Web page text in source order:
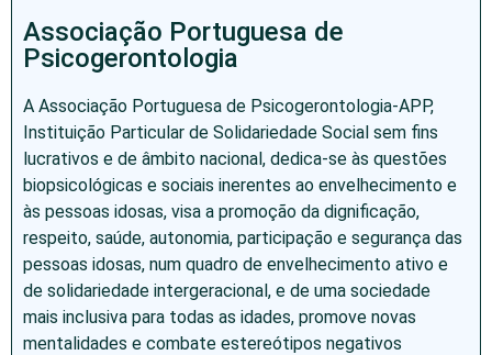
Associação Portuguesa de
Psicogerontologia
A Associação Portuguesa de Psicogerontologia-APP,
Instituição Particular de Solidariedade Social sem fins
lucrativos e de âmbito nacional, dedica-se às questões
biopsicológicas e sociais inerentes ao envelhecimento e
às pessoas idosas, visa a promoção da dignificação,
respeito, saúde, autonomia, participação e segurança das
pessoas idosas, num quadro de envelhecimento ativo e
de solidariedade intergeracional, e de uma sociedade
mais inclusiva para todas as idades, promove novas
mentalidades e combate estereótipos negativos